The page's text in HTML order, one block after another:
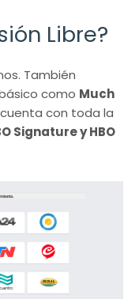
Libre?
También
como Much
con toda la
Signature y HBO